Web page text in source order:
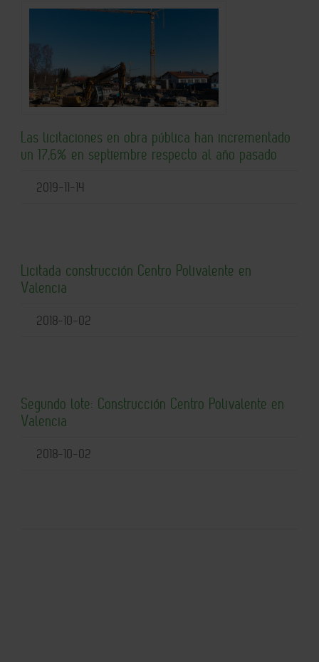
Las licitaciones en obra pública han incrementado
un 17,6% en septiembre respecto al año pasado
2019-11-14
Licitada construcción Centro Polivalente en
Valencia
2018-10-02
Segundo lote: Construcción Centro Polivalente en
Valencia
2018-10-02